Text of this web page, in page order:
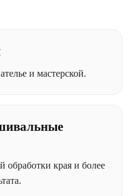
и мастерской.
обработки края и более